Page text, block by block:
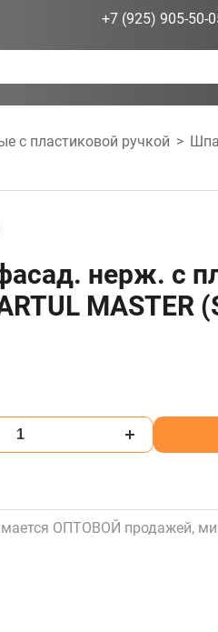
+7 (925) 905-50-
с пластиковой ручкой >
нерж. с
MASTER
ОПТОВОЙ продажей,